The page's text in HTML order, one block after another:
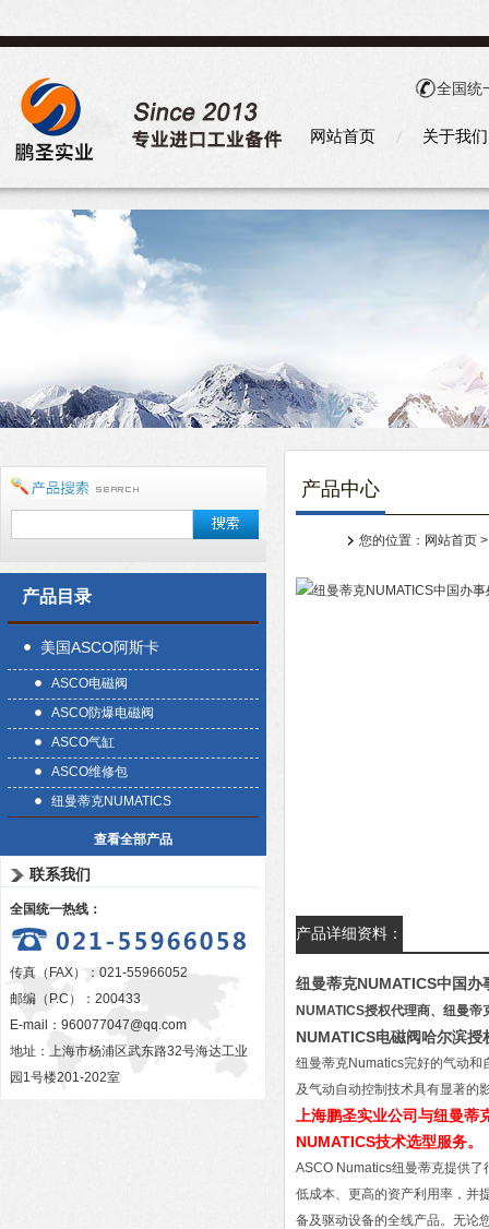
全国统
网站首页 关于我们
产品目录
美国ASCO阿斯卡
ASCO电磁阀
ASCO防爆电磁阀
ASCO气缸
ASCO维修包
纽曼蒂克NUMATICS
查看全部产品
联系我们
全国统一热线：
传真（FAX）：021-55966052
邮编（P.C）：200433
E-mail： 960077047@qq.com
地址：上海市杨浦区武东路32号海达工业
园1号楼201-202室
产品中心
您的位置： 网站首页
产品详细资料：
纽曼蒂克NUMATICS中国办
NUMATICS授权代理商、纽曼
NUMATICS电磁阀哈尔滨授
纽曼蒂克Numatics完好的气动和
及气动自动控制技术具有显著的
上海鹏圣实业公司与纽曼
NUMATICS技术选型服务。
ASCO Numatics纽曼蒂克提供
低成本、更高的资产利用率，并
备及驱动设备的全线产品。无论